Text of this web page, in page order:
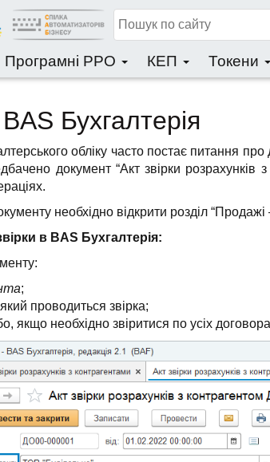
Програмні РРО КЕП Токени
Бухгалтерія
обліку часто постає питання
документ “Акт звірки
необхідно відкрити розділ
в BAS Бухгалтерія:
;
проводиться звірка;
якщо необхідно звіритися по усіх